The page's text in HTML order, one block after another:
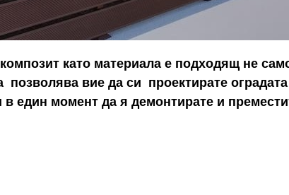
като материала е подходящ не
позволява вие да си проектирате
в един момент да я демонтирате и